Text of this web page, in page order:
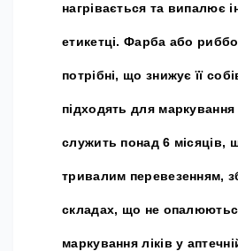
нагрівається та випалює
етикетці. Фарба або
потрібні, що знижує її
підходять для маркування
служить понад 6 місяців,
тривалим перевезенням,
складах, що не
маркування ліків у